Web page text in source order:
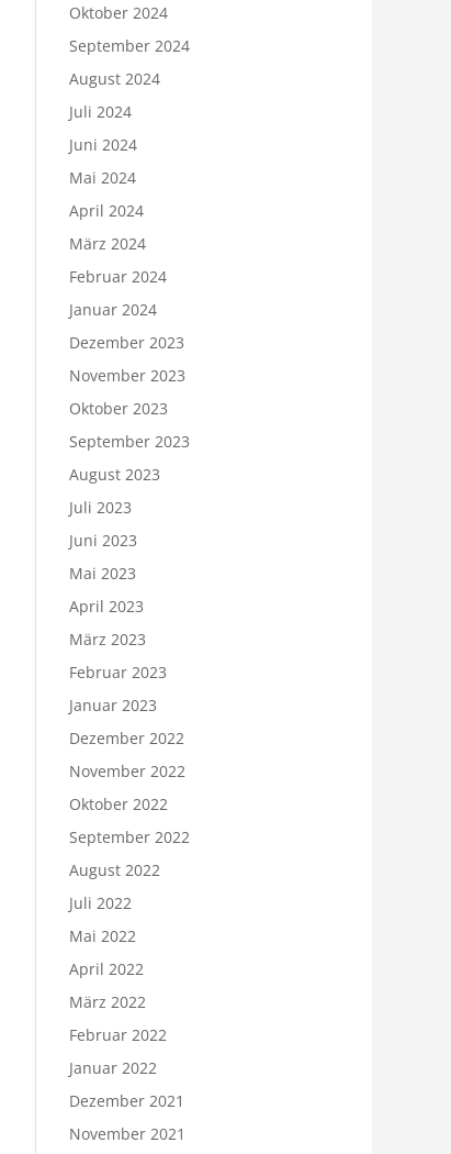
Oktober 2024
September 2024
August 2024
Juli 2024
Juni 2024
Mai 2024
April 2024
März 2024
Februar 2024
Januar 2024
Dezember 2023
November 2023
Oktober 2023
September 2023
August 2023
Juli 2023
Juni 2023
Mai 2023
April 2023
März 2023
Februar 2023
Januar 2023
Dezember 2022
November 2022
Oktober 2022
September 2022
August 2022
Juli 2022
Mai 2022
April 2022
März 2022
Februar 2022
Januar 2022
Dezember 2021
November 2021